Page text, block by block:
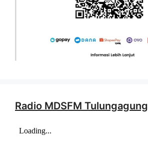
Radio MDSFM Tulungagung